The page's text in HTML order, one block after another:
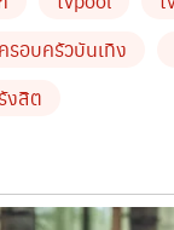
อ้วนก็ได้กลับตัวเล
ป็นภาพที่สุดแสนจะ
กเผยแพร่ออกไป
ม่วง” ภรรยา “อ้ว
ครอบครัวบันเทิง
งสิต